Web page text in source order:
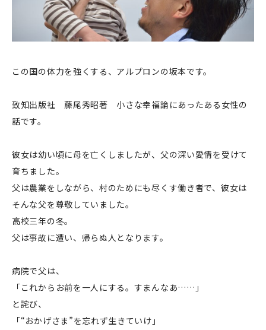
この国の体力を強くする、アルプロンの坂本です。
致知出版社 藤尾秀昭著 小さな幸福論にあったある女性の
話です。
彼女は幼い頃に母を亡くしましたが、父の深い愛情を受けて
育ちました。
父は農業をしながら、村のためにも尽くす働き者で、彼女は
そんな父を尊敬していました。
高校三年の冬。
父は事故に遭い、帰らぬ人となります。
病院で父は、
「これからお前を一人にする。すまんなあ……」
と詫び、
「“おかげさま”を忘れず生きていけ」